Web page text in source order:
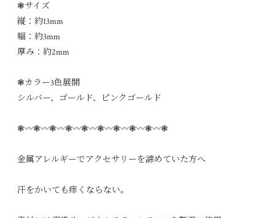
❃サイズ
縦：約13mm
幅：約3mm
厚み：約2mm
❃カラー3色展開
シルバー、ゴールド、ピンクゴールド
❃〰︎❃〰︎❃〰︎❃〰︎❃〰︎❃〰︎❃〰︎❃〰︎❃〰︎❃
金属アレルギーでアクセサリーを諦めていた方へ
汗をかいても痒くならない。